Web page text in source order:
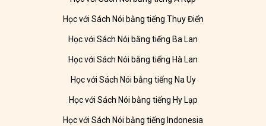
Học với Sách Nói bằng tiếng Thụy Điển
Học với Sách Nói bằng tiếng Ba Lan
Học với Sách Nói bằng tiếng Hà Lan
Học với Sách Nói bằng tiếng Na Uy
Học với Sách Nói bằng tiếng Hy Lạp
Học với Sách Nói bằng tiếng Indonesia